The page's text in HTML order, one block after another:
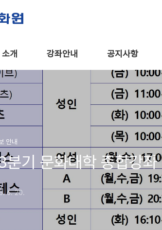
개 강좌안내 공지사항
안내
기 문화대학 종합강좌
6. 20.